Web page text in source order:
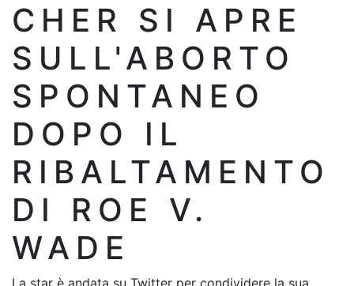
CHER SI APRE
SULL'ABORTO
SPONTANEO
DOPO IL
RIBALTAMENTO
DI ROE V.
WADE